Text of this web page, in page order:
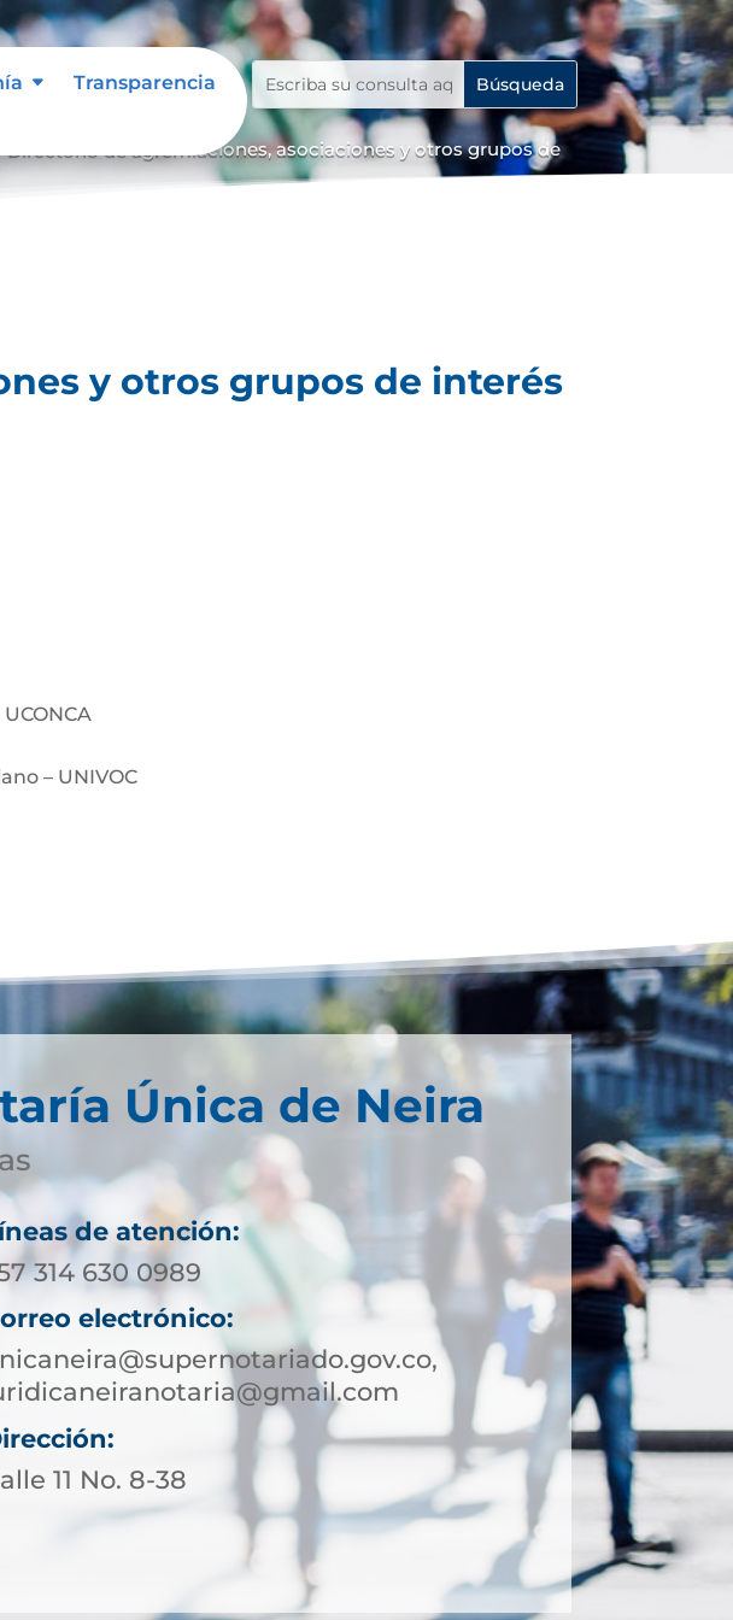
Transparencia
Directorio de agremiaciones, asociaciones y otros grupos de
y otros grupos de interés
– UNIVOC
Única de Neira
de atención:
314 630 0989
electrónico:
11 No. 8-38